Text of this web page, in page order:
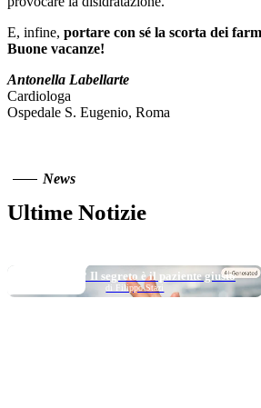
E, infine, portare con sé la scorta dei
Buone vacanze!
Antonella Labellarte
Cardiologa
Ospedale S. Eugenio, Roma
News
Ultime Notizie
Long DAPT…? Il segreto è il paziente giusto
di Filippo Stazi